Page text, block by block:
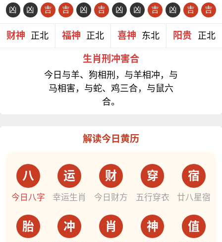
凶 凶 吉 吉 凶 吉 凶 凶 吉 凶 吉 吉
财神 正北 福神 正北 喜神 东北 阳贵 正北
生肖刑冲害合
今日与羊、狗相刑，与羊相冲，与
马相害，与蛇、鸡三合，与鼠六
合。
解读今日黄历
八
今日八字
运
幸运生肖
财
今日财方
穿
五行穿衣
宿
廿八星宿
胎 冲 肖 神 值